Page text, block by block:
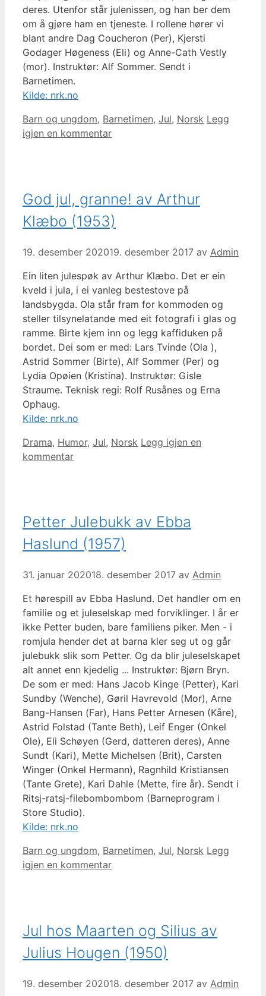
deres. Utenfor står julenissen, og han ber dem
om å gjøre ham en tjeneste. I rollene hører vi
blant andre Dag Coucheron (Per), Kjersti
Godager Høgeness (Eli) og Anne-Cath Vestly
(mor). Instruktør: Alf Sommer. Sendt i
Barnetimen.
Kilde: nrk.no
Kategorier
Barn og ungdom, Barnetimen, Jul, Norsk Legg
igjen en kommentar
God jul, granne! av Arthur
Klæbo (1953)
19. desember 202019. desember 2017 av Admin
Ein liten julespøk av Arthur Klæbo. Det er ein
kveld i jula, i ei vanleg bestestove på
landsbygda. Ola står fram for kommoden og
steller tilsynelatande med eit fotografi i glas og
ramme. Birte kjem inn og legg kaffiduken på
bordet. Dei som er med: Lars Tvinde (Ola ),
Astrid Sommer (Birte), Alf Sommer (Per) og
Lydia Opøien (Kristina). Instruktør: Gisle
Straume. Teknisk regi: Rolf Rusånes og Erna
Ophaug.
Kilde: nrk.no
Kategorier
Drama, Humor, Jul, Norsk Legg igjen en
kommentar
Petter Julebukk av Ebba
Haslund (1957)
31. januar 202018. desember 2017 av Admin
Et hørespill av Ebba Haslund. Det handler om en
familie og et juleselskap med forviklinger. I år er
ikke Petter buden, bare familiens piker. Men - i
romjula hender det at barna kler seg ut og går
julebukk slik som Petter. Og da blir juleselskapet
alt annet enn kjedelig ... Instruktør: Bjørn Bryn.
De som er med: Hans Jacob Kinge (Petter), Kari
Sundby (Wenche), Gøril Havrevold (Mor), Arne
Bang-Hansen (Far), Hans Petter Arnesen (Kåre),
Astrid Folstad (Tante Beth), Leif Enger (Onkel
Ole), Eli Schøyen (Gerd, datteren deres), Anne
Sundt (Kari), Mette Michelsen (Brit), Carsten
Winger (Onkel Hermann), Ragnhild Kristiansen
(Tante Grete), Kari Dahle (Mette, fire år). Sendt i
Ritsj-ratsj-filebombombom (Barneprogram i
Store Studio).
Kilde: nrk.no
Kategorier
Barn og ungdom, Barnetimen, Jul, Norsk Legg
igjen en kommentar
Jul hos Maarten og Silius av
Julius Hougen (1950)
19. desember 202018. desember 2017 av Admin